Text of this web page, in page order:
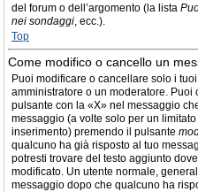
del forum o dell’argomento (la lista
nei sondaggi, ecc.).
Top
Come modifico o cancello un
Puoi modificare o cancellare solo i
amministratore o un moderatore.
pulsante con la «X» nel messaggio
messaggio (a volte solo per un
inserimento) premendo il pulsante
qualcuno ha già risposto al tuo
potresti trovare del testo aggiunto
modificato. Un utente normale,
messaggio dopo che qualcuno ha